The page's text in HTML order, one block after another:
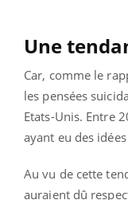
Une
Car, comme le
les pensées
Etats-Unis. Entre
ayant eu des
Au vu de cette
auraient dû